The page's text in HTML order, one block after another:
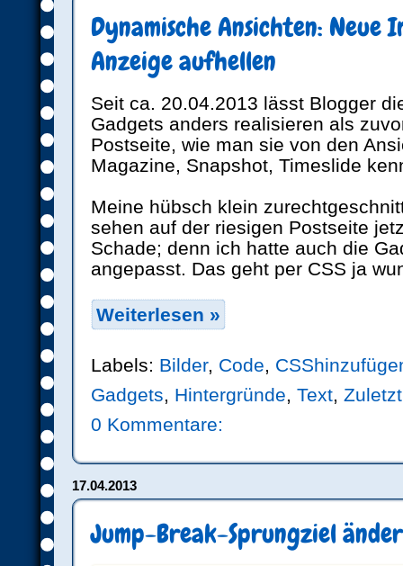
Dynamische Ansichten: Neue
Anzeige aufhellen
Seit ca. 20.04.2013 lässt Blogger
Gadgets anders realisieren als
Postseite, wie man sie von den
Magazine, Snapshot, Timeslide
Meine hübsch klein
sehen auf der riesigen Postseite
Schade; denn ich hatte auch die
angepasst. Das geht per CSS ja
Weiterlesen »
Labels: Bilder, Code
Gadgets
Hintergründe Text Zuletzt
0 Kommentare:
17.04.2013
Jump-Break-Sprungziel